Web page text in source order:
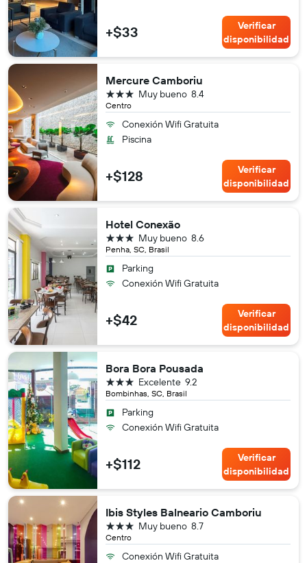
+$33
Verificar
disponibilidad
Mercure Camboriu
Centro
8.4
Muy bueno
3 estrellas
Conexión Wifi Gratuita
Piscina
+$128
Verificar
disponibilidad
Hotel Conexão
Penha, SC, Brasil
8.6
Muy bueno
3 estrellas
Parking
Conexión Wifi Gratuita
+$42
Verificar
disponibilidad
Bora Bora Pousada
Bombinhas, SC, Brasil
9.2
Excelente
3 estrellas
Parking
Conexión Wifi Gratuita
+$112
Verificar
disponibilidad
Ibis Styles Balneario Camboriu
Centro
8.7
Muy bueno
3 estrellas
Conexión Wifi Gratuita